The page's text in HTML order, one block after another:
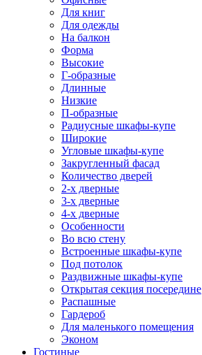
Для книг
Для одежды
На балкон
Форма
Высокие
Г-образные
Длинные
Низкие
П-образные
Радиусные шкафы-купе
Широкие
Угловые шкафы-купе
Закругленный фасад
Количество дверей
2-х дверные
3-х дверные
4-х дверные
Особенности
Во всю стену
Встроенные шкафы-купе
Под потолок
Раздвижные шкафы-купе
Открытая секция посередине
Распашные
Гардероб
Для маленького помещения
Эконом
Гостиные